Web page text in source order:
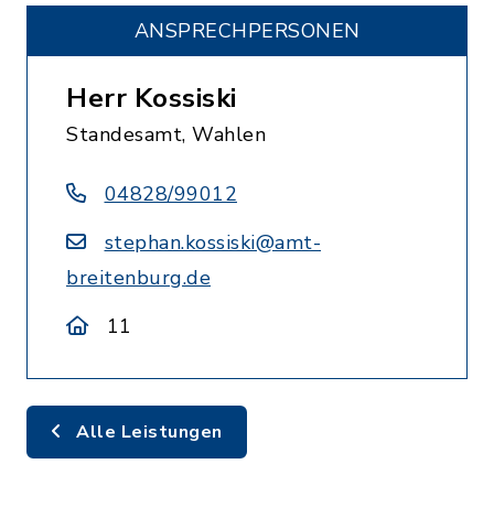
ANSPRECHPERSONEN
Herr Kossiski
Standesamt, Wahlen
04828/99012
stephan.kossiski@amt-
breitenburg.de
11
Alle Leistungen